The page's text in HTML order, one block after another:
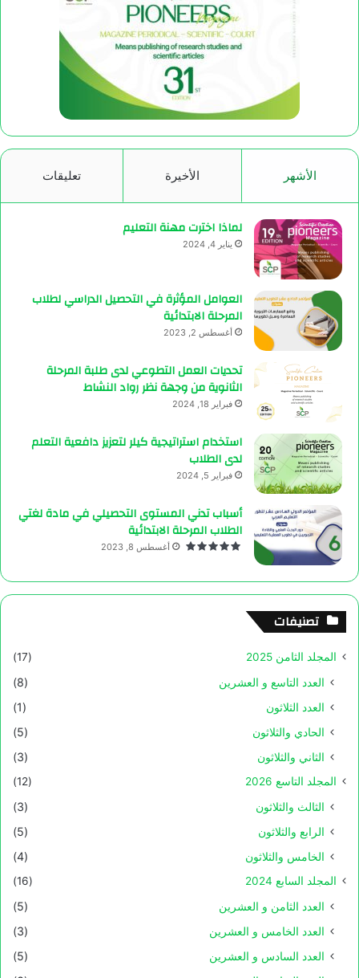
الأشهر الأخيرة تعليقات
لماذا اخترت مهنة التعليم
يناير 4, 2024
العوامل المؤثرة في التحصيل الدراسي لطلاب
المرحلة الابتدائية
أغسطس 2, 2023
تحديات العمل التطوعي لدى طلبة المرحلة
الثانوية من وجهة نظر رواد النشاط
فبراير 18, 2024
استخدام استراتيجية كيلر لتعزيز دافعية التعلم
لدى الطلاب
فبراير 5, 2024
أسباب تدني المستوى التحصيلي في مادة لغتي
الطلاب المرحلة الابتدائية
أغسطس 8, 2023
تصنيفات
المجلد الثامن 2025 (17)
العدد التاسع و العشرين
(8)
العدد الثلاثون
(1)
الحادي والثلاثون
(5)
الثاني والثلاثون
(3)
المجلد التاسع 2026 (12)
الثالث والثلاثون
(3)
الرابع والثلاثون
(5)
الخامس والثلاثون
(4)
المجلد السابع 2024 (16)
العدد الثامن و العشرين
(5)
العدد الخامس و العشرين
(3)
العدد السادس و العشرين
(5)